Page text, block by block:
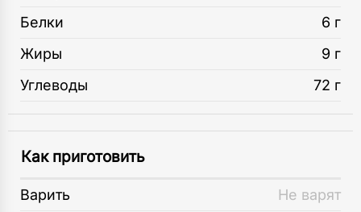
Белки
6 г
Жиры
9 г
Углеводы
72 г
Как приготовить
Варить Не варят